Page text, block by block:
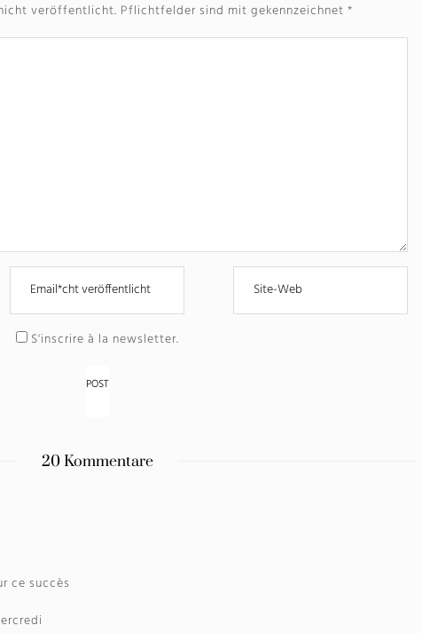
veröffentlicht. Pflichtfelder sind mit gekennzeichnet *
S'inscrire à la newsletter.
20 Kommentare
ce succès